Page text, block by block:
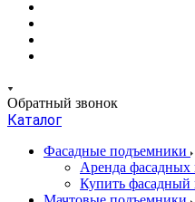
Обратный звонок
Каталог
Фасадные подъемники
Аренда фасадных
Купить фасадный